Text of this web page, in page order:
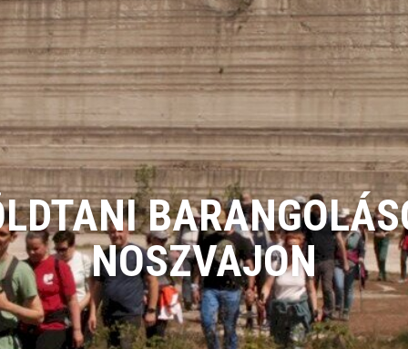
NOSZVAJON